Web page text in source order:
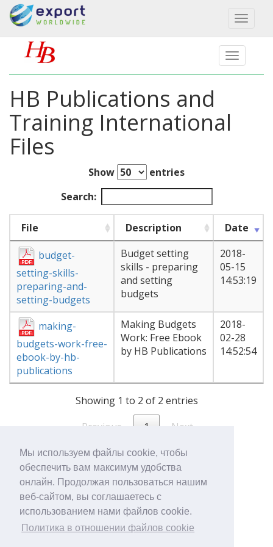
Мы используем файлы cookie, чтобы
обеспечить вам максимум удобства
онлайн. Продолжая пользоваться нашим
веб-сайтом, вы соглашаетесь с
использованием нами файлов cookie.
Политика в отношении файлов cookie
Toggle
HB Publications and
Training International
Files
Show
entries
Search:
File Description Date
budget-
setting-skills-
preparing-and-
setting-budgets
Budget setting
skills - preparing
and setting
budgets
2018-
05-15
14:53:19
making-
budgets-work-free-
ebook-by-hb-
publications
Making Budgets
Work: Free Ebook
by HB Publications
2018-
02-28
14:52:54
Showing 1 to 2 of 2 entries
Previous
1 Next